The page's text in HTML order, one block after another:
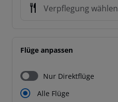
Verpflegung wählen
Flüge anpassen
Nur Direktflüge
Alle Flüge